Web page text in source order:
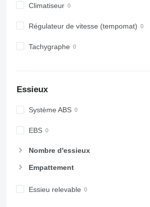
Climatiseur
Régulateur de vitesse (tempomat)
Tachygraphe
Essieux
Système ABS
EBS
Nombre d'essieux
Empattement
Essieu relevable